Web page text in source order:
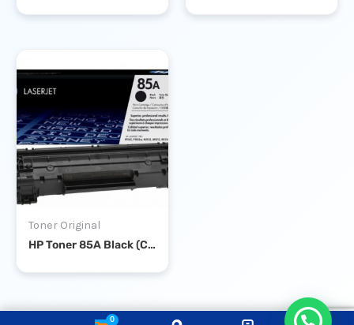
Toner Original
HP Toner 85A Black (CE285A) LaserJet Toner Cartridge